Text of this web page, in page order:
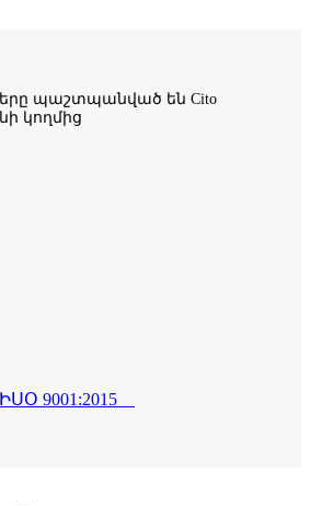
պաշտպանված են Cito
կողմից
9001:2015